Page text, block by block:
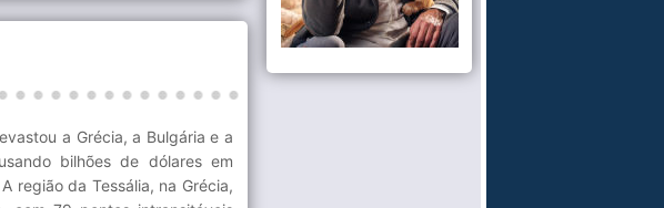
a Grécia, a Bulgária e a
bilhões de dólares em
região da Tessália, na Grécia,